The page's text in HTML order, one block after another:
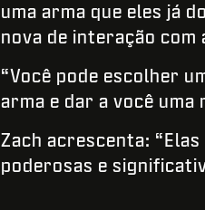
uma arma que eles já
nova de interação com
“Você pode escolher
arma e dar a você uma
Zach acrescenta:
poderosas e